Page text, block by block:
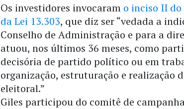
Os investidores invocaram o inciso II
da Lei 13.303, que diz ser “vedada a
Conselho de Administração e para a
atuou, nos últimos 36 meses, como
decisória de partido político ou em
organização, estruturação e realização
eleitoral.”
Giles participou do comitê de